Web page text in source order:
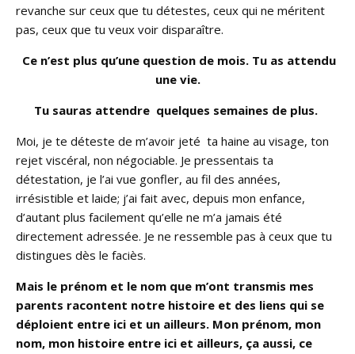
revanche sur ceux que tu détestes, ceux qui ne méritent
pas, ceux que tu veux voir disparaître.
Ce n’est plus qu’une question de mois. Tu as attendu
une vie.
Tu sauras attendre quelques semaines de plus.
Moi, je te déteste de m’avoir jeté ta haine au visage, ton
rejet viscéral, non négociable. Je pressentais ta
détestation, je l’ai vue gonfler, au fil des années,
irrésistible et laide; j’ai fait avec, depuis mon enfance,
d’autant plus facilement qu’elle ne m’a jamais été
directement adressée. Je ne ressemble pas à ceux que tu
distingues dès le faciès.
Mais le prénom et le nom que m’ont transmis mes
parents racontent notre histoire et des liens qui se
déploient entre ici et un ailleurs. Mon prénom, mon
nom, mon histoire entre ici et ailleurs, ça aussi, ce